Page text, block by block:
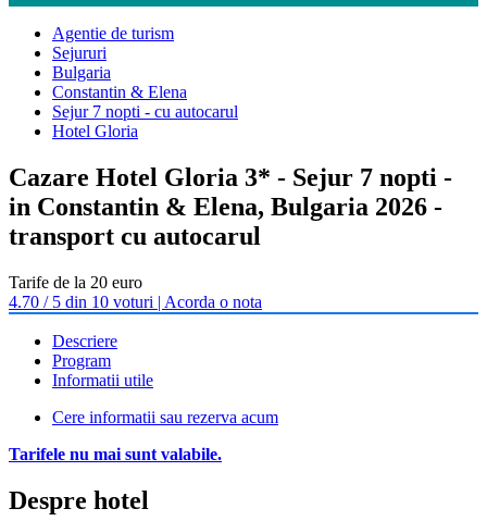
Agentie de turism
Sejururi
Bulgaria
Constantin & Elena
Sejur 7 nopti - cu autocarul
Hotel Gloria
Cazare Hotel Gloria 3* - Sejur 7 nopti -
in Constantin & Elena, Bulgaria 2026 -
transport cu autocarul
Tarife de la 20 euro
4.70 / 5 din 10 voturi | Acorda o nota
Descriere
Program
Informatii utile
Cere informatii sau rezerva acum
Tarifele nu mai sunt valabile.
Despre hotel